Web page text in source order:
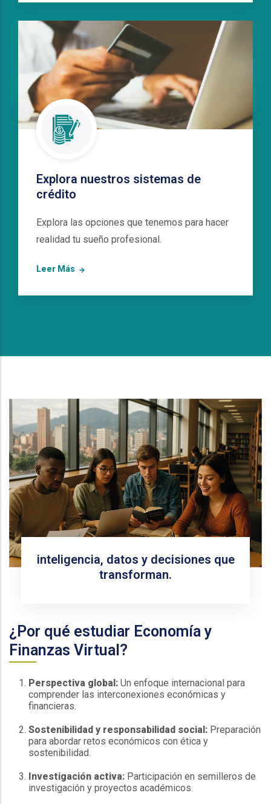
Explora nuestros sistemas de
crédito
Explora las opciones que tenemos para hacer
realidad tu sueño profesional.
Leer Más
inteligencia, datos y decisiones que
transforman.
¿Por qué estudiar Economía y
Finanzas Virtual?
Perspectiva global: Un enfoque internacional para
comprender las interconexiones económicas y
financieras.
Sostenibilidad y responsabilidad social: Preparación
para abordar retos económicos con ética y
sostenibilidad.
Investigación activa: Participación en semilleros de
investigación y proyectos académicos.